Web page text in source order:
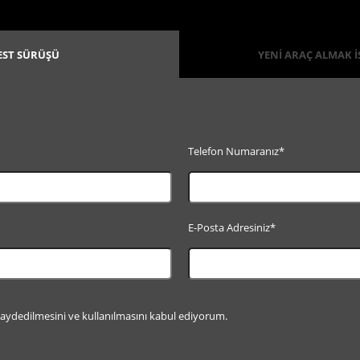
SÜRÜŞÜ YENİ ARAÇ ALMAK
Telefon Numaranız*
E-Posta Adresiniz*
ve kullanılmasını kabul ediyorum.